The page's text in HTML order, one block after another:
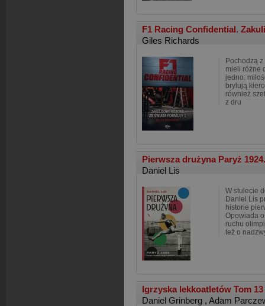
F1 Racing Confidential.
Giles Richards
Pochodzą
mieli różne
jedno:
brylują
również
z dru
Pierwsza drużyna Paryż
Daniel Lis
W stulecie
Daniel Lis
historie
Opowiada
ruchu
też o
Igrzyska lekkoatletów Tom
Daniel Grinberg , Adam